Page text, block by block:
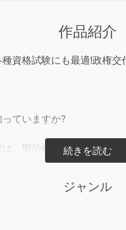
作品紹介
資格試験にも最適!政権
ていますか?
、明治維新〜現代までに
説・エピソードなども取
てはいかがでしょうか?
ことも増えるかもしれませ
ジャンル